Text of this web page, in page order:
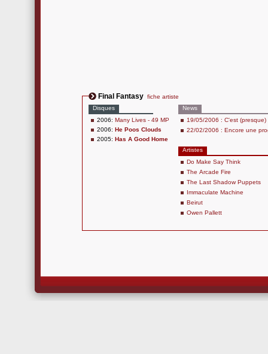
Final Fantasy fiche artiste
Disques
2006: Many Lives - 49 MP
2006: He Poos Clouds
2005: Has A Good Home
News
19/05/2006 : C'est
22/02/2006 : Encore une
Artistes
Do Make Say Think
The Arcade Fire
The Last Shadow Puppets
Immaculate Machine
Beirut
Owen Pallett